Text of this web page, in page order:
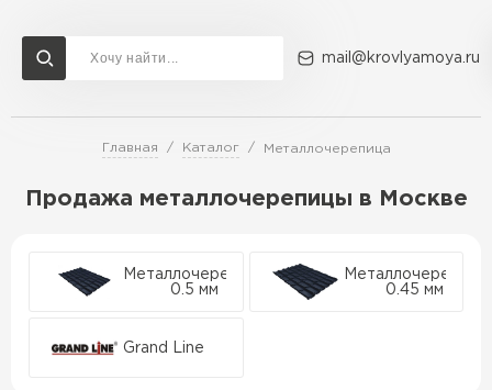
mail@krovlyamoya.ru
Главная Каталог Металлочерепица
Продажа металлочерепицы в Москве
Металлочерепица
0.5 мм
Металлочерепица
0.45 мм
Grand Line
Сервисы расчета
Расчет штакетника для забора
Расчет фальцевой кровли
Расчет кровли из металлочерепицы
Доставка
Перейти в каталог